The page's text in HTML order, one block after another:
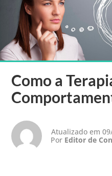
Como a
Atualizado em
Por Editor de